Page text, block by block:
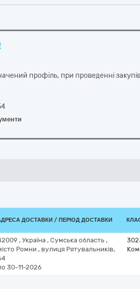
профіль, при проведенні
ДОСТАВКИ / ПЕРІОД ДОСТАВКИ
, Україна , Сумська область ,
Ромни , вулиця Рятувальників,
30-11-2026